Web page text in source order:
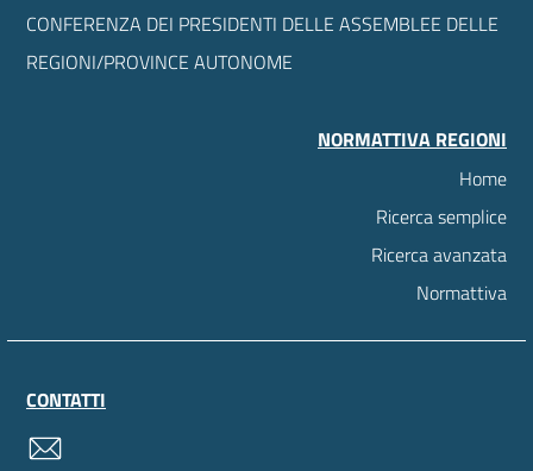
CONFERENZA DEI PRESIDENTI DELLE ASSEMBLEE DELLE
REGIONI/PROVINCE AUTONOME
NORMATTIVA REGIONI
Home
Ricerca semplice
Ricerca avanzata
Normattiva
CONTATTI